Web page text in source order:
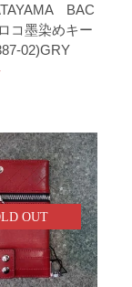
BAC
コ墨染めキー
02)GRY
OUT